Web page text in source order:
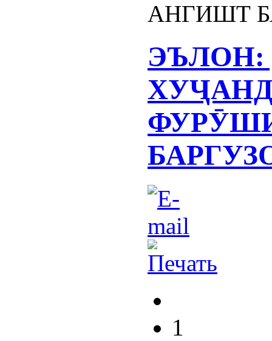
АНГИШТ
ЭЪЛОН:
1